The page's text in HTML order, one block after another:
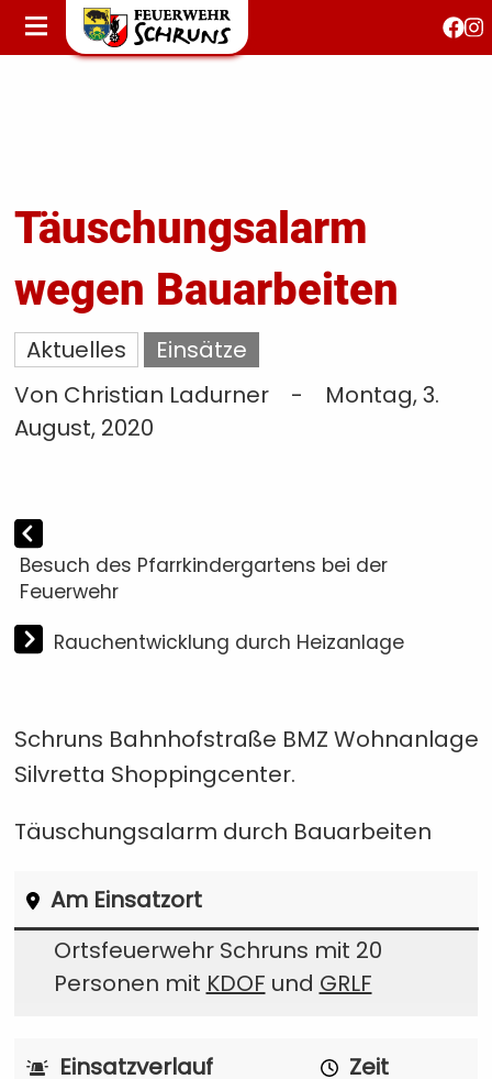
STARTSEITE
AKTUELLES
Täuschungsalarm
wegen Bauarbeiten
Aktuelles
Einsätze
Von Christian Ladurner
-
Montag, 3.
August, 2020
Besuch des Pfarrkindergartens bei der
Feuerwehr
Rauchentwicklung durch Heizanlage
Schruns Bahnhofstraße BMZ Wohnanlage
Silvretta Shoppingcenter.
Täuschungsalarm durch Bauarbeiten
Am Einsatzort
Ortsfeuerwehr Schruns mit 20
Personen mit KDOF und GRLF
Einsatzverlauf
Zeit